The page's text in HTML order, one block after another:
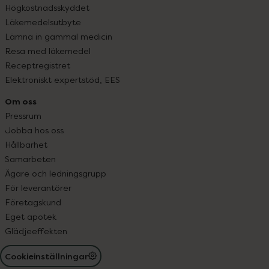
Högkostnadsskyddet
Läkemedelsutbyte
Lämna in gammal medicin
Resa med läkemedel
Receptregistret
Elektroniskt expertstöd, EES
Om oss
Pressrum
Jobba hos oss
Hållbarhet
Samarbeten
Ägare och ledningsgrupp
För leverantörer
Företagskund
Eget apotek
Glädjeeffekten
Cookieinställningar